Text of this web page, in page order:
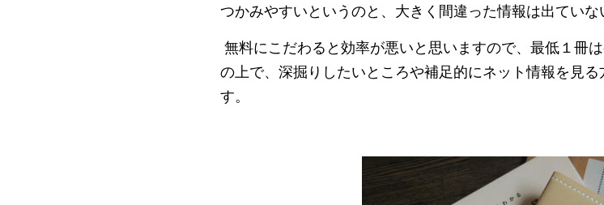
つかみやすいというのと、大きく間違った情報は出ていな
無料にこだわると効率が悪いと思いますので、最低１冊
の上で、深掘りしたいところや補足的にネット情報を見
す。